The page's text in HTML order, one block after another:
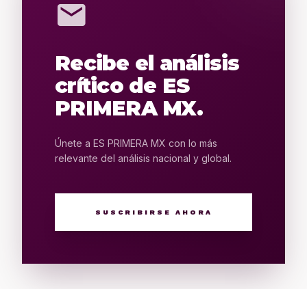
mail
Recibe el análisis
crítico de ES
PRIMERA MX.
Únete a ES PRIMERA MX con lo más
relevante del análisis nacional y global.
SUSCRIBIRSE AHORA